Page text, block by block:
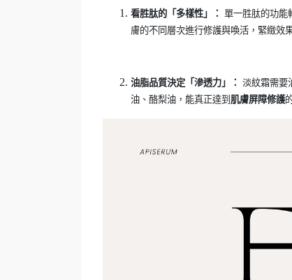
看胜肽的「多樣性」： 單一胜肽的功能
膚的不同層次進行修護與喚活，緊緻效
油脂品質決定「滲透力」： 淡紋霜需要
油、酪梨油，能真正達到 肌膚屏障修護